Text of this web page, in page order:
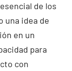
de los
una idea de
en un
para
con